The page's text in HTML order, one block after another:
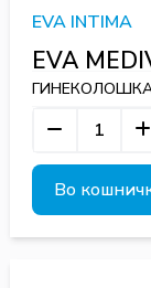
EVA INTIMA
EVA
ГИНЕКОЛОШКА
Во